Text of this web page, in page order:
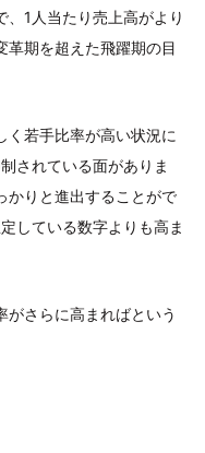
1人当たり売上高がより
革期を超えた飛躍期の目
く若手比率が高い状況に
されている面がありま
かりと進出することがで
している数字よりも高ま
がさらに高まればという